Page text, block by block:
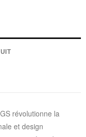
révolutionne la
et design